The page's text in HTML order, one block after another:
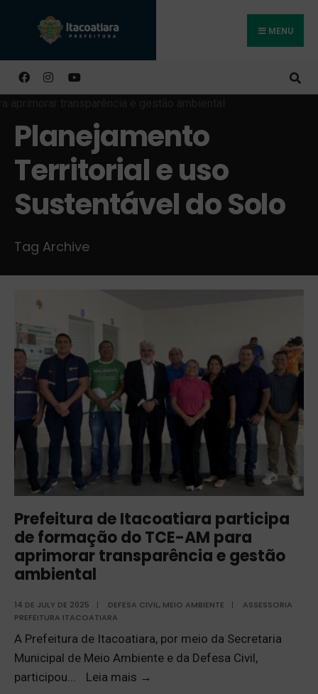
MENU
Planejamento
Territorial e uso
Sustentável do Solo
Tag Archive
Prefeitura de Itacoatiara participa
de formação do TCE-AM para
aprimorar transparência e gestão
ambiental
14 DE JULY DE 2025 | DEFESA CIVIL, MEIO AMBIENTE |
ASSESSORIA
PREFEITURA ITACOATIARA
A Prefeitura de Itacoatiara, por meio da Secretaria
Municipal de Meio Ambiente e da Defesa Civil,
participou... Leia mais →
Buscar